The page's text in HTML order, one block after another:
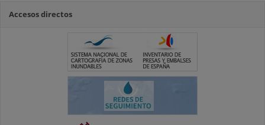
Accesos directos